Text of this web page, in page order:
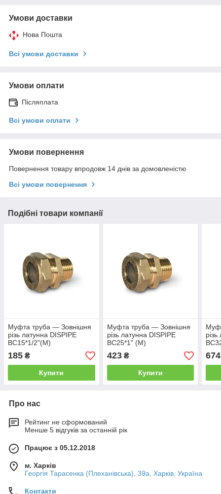
Умови доставки
Нова Пошта
Всі умови доставки
Умови оплати
Післяплата
Всі умови оплати
Умови повернення
Повернення товару впродовж 14 днів за домовленістю
Всі умови повернення
Подібні товари компанії
Муфта труба — Зовнішня
різь латунна DISPIPE
ВС15*1/2"(M)
185 ₴
Купити
Муфта труба — Зовнішня
різь латунна DISPIPE
BC25*1" (M)
423₴
Купити
674
Про нас
Рейтинг не сформований
Менше 5 відгуків за останній рік
Працює з 05.12.2018
м. Харків
Георгія Тарасенка (Плеханівська), 39а, Харків, Україна
Контакти